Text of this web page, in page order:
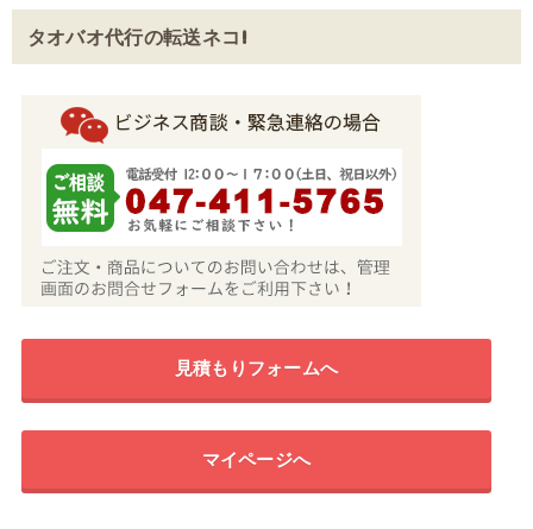
タオバオ代行の転送ネコ!
見積もりフォームへ
マイページへ